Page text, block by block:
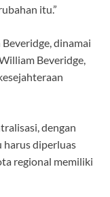
itu.”
dinamai
Beveridge,
dengan
harus diperluas
regional memiliki